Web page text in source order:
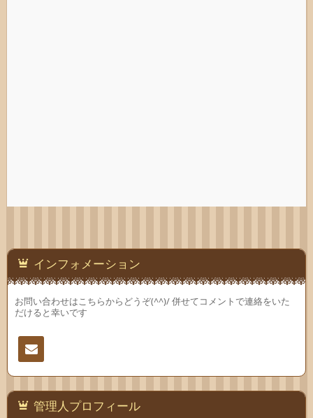
インフォメーション
お問い合わせはこちらからどうぞ(^^)/ 併せてコメントで連絡をいた
だけると幸いです
連絡
先 管理人プロフィール